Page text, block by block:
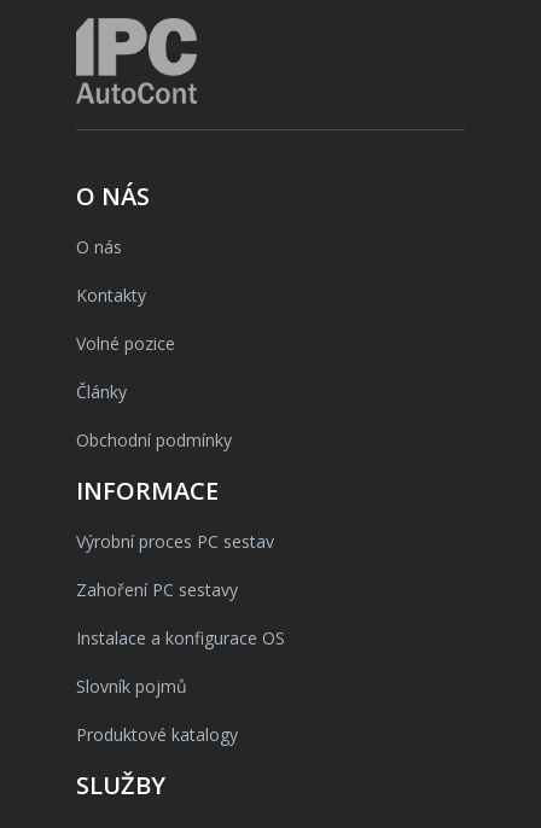
O NÁS
O nás
Kontakty
Volné pozice
Články
Obchodní podmínky
INFORMACE
Výrobní proces PC sestav
Zahoření PC sestavy
Instalace a konfigurace OS
Slovník pojmů
Produktové katalogy
SLUŽBY